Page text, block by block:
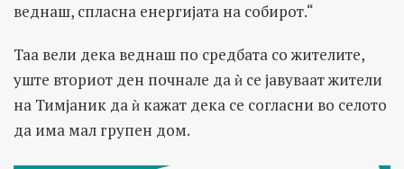
веднаш, спласна енергијата на собирот.“
Таа вели дека веднаш по средбата со жителите,
уште вториот ден почнале да ѝ се јавуваат жители
на Тимјаник да ѝ кажат дека се согласни во селото
да има мал групен дом.